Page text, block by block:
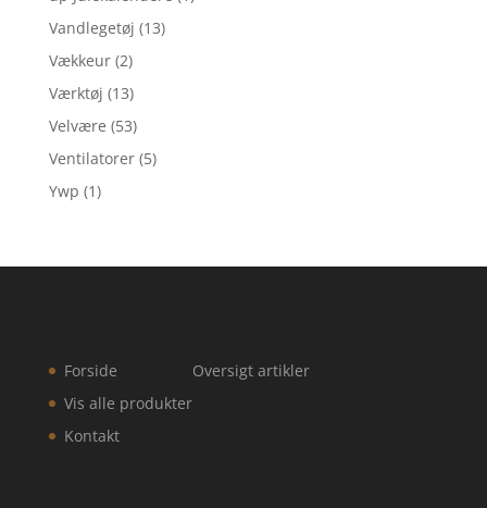
Vandlegetøj (13)
Vækkeur (2)
Værktøj (13)
Velvære (53)
Ventilatorer (5)
Ywp (1)
Forside
Vis alle produkter
Kontakt
Oversigt artikler